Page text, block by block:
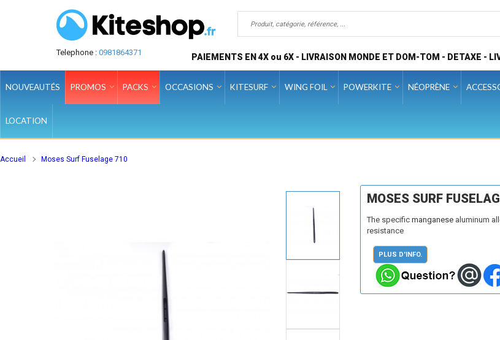
Telephone : 0981864371 PAIEMENTS EN 4X ou 6X - LIVRAISON MONDE ET DOM-TOM - DETAXE -
NOUVEAUTÉS PROMOS PACKS OCCASIONS KITESURF WING FOIL POWERKITE NÉOPRÈNE
LOCATION
Accueil Moses Surf Fuselage 710
MOSES SURF
The specific manganese aluminum
resistance
PLUS D'INFO.